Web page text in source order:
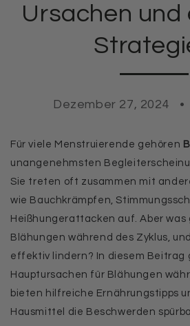
Ursachen
Dezember 27, 2024
Für viele Menstruierende gehören
unangenehmsten
Sie treten oft zusammen mit
wie Bauchkrämpfen,
Heißhungerattacken auf. Aber was
Blähungen während des Zyklus,
effektiv lindern? In diesem Beitrag
Hauptursachen für Blähungen
bieten hilfreiche Ernährungstipps
Hausmittel die Beschwerden